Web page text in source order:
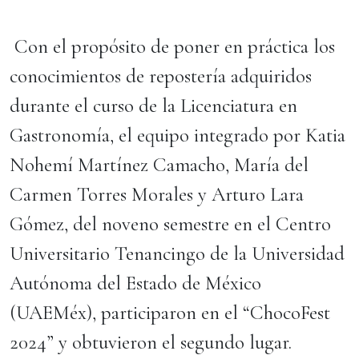
Con el propósito de poner en práctica los
conocimientos de repostería adquiridos
durante el curso de la Licenciatura en
Gastronomía, el equipo integrado por Katia
Nohemí Martínez Camacho, María del
Carmen Torres Morales y Arturo Lara
Gómez, del noveno semestre en el Centro
Universitario Tenancingo de la Universidad
Autónoma del Estado de México
(UAEMéx), participaron en el “ChocoFest
2024” y obtuvieron el segundo lugar.